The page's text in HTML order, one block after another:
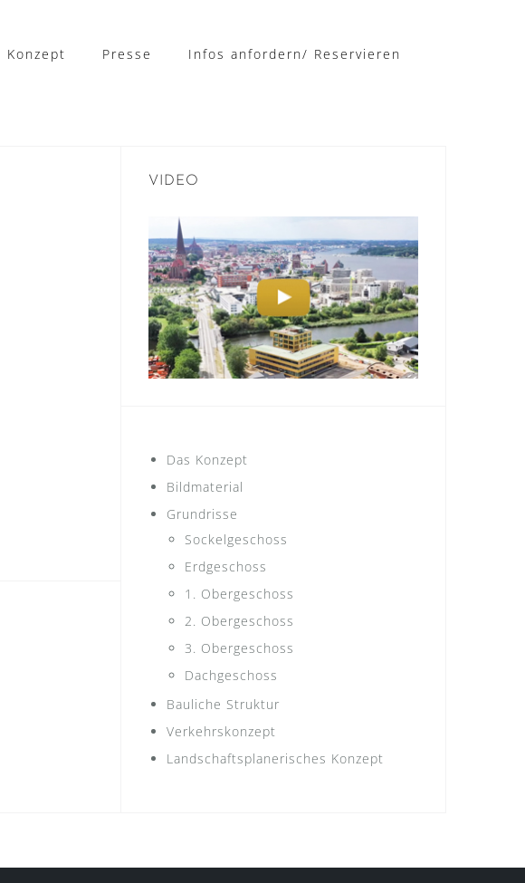
Konzept Presse Infos anfordern/ Reservieren
VIDEO
Das Konzept
Bildmaterial
Grundrisse
Sockelgeschoss
Erdgeschoss
1. Obergeschoss
2. Obergeschoss
3. Obergeschoss
Dachgeschoss
Bauliche Struktur
Verkehrskonzept
Landschaftsplanerisches Konzept